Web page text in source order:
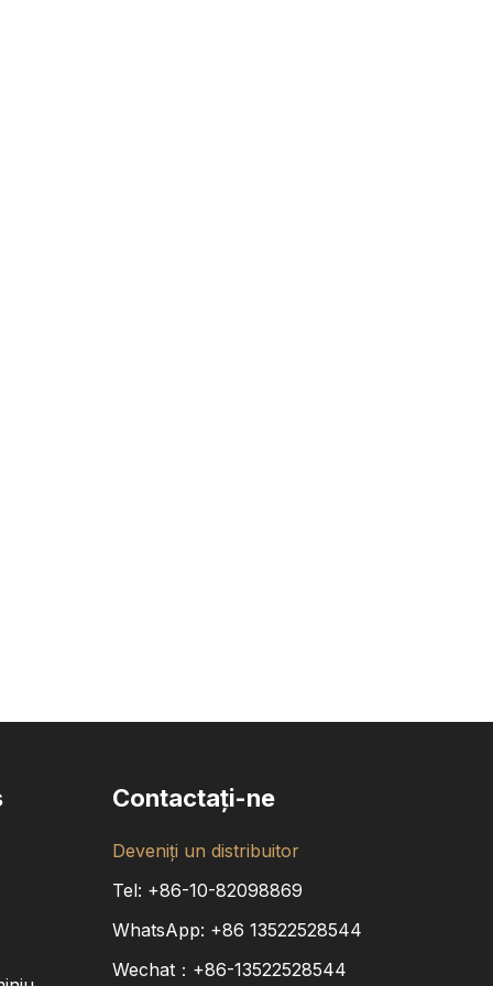
Contactaţi-ne
Deveniți un distribuitor
Tel: +86-10-82098869
WhatsApp: +86 13522528544
Wechat：+86-13522528544